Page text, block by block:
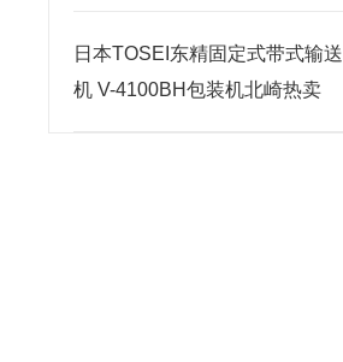
日本TOSEI东精固定式带式输送
机 V-4100BH包装机北崎热卖